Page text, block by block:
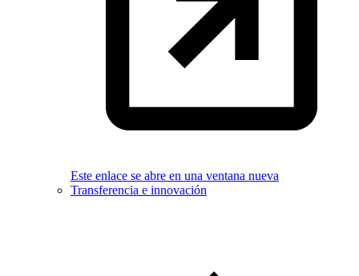
Este enlace se abre en una ventana nueva
Transferencia e innovación